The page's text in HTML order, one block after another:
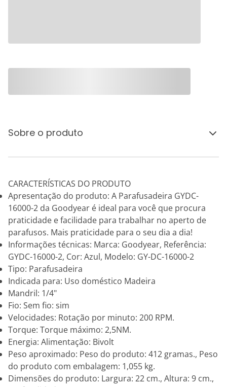
Sobre o produto
CARACTERÍSTICAS DO PRODUTO
Apresentação do produto: A Parafusadeira GYDC-
16000-2 da Goodyear é ideal para você que procura
praticidade e facilidade para trabalhar no aperto de
parafusos. Mais praticidade para o seu dia a dia!
Informações técnicas: Marca: Goodyear, Referência:
GYDC-16000-2, Cor: Azul, Modelo: GY-DC-16000-2
Tipo: Parafusadeira
Indicada para: Uso doméstico Madeira
Mandril: 1/4"
Fio: Sem fio: sim
Velocidades: Rotação por minuto: 200 RPM.
Torque: Torque máximo: 2,5NM.
Energia: Alimentação: Bivolt
Peso aproximado: Peso do produto: 412 gramas., Peso
do produto com embalagem: 1,055 kg.
Dimensões do produto: Largura: 22 cm., Altura: 9 cm.,